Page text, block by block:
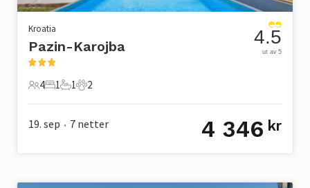
Kroatia
Pazin-Karojba
4 Gjester
4
1 Soverom
1
1 Bad
1
2 Kjæledyr
2
4.5
ut av 5
19. sep • 7 netter 4 346 kr